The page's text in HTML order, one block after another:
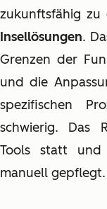
zukunftsfähig zu
Insellösungen.
Grenzen der
und die
spezifischen
schwierig. Das
Tools statt und
manuell gepflegt.